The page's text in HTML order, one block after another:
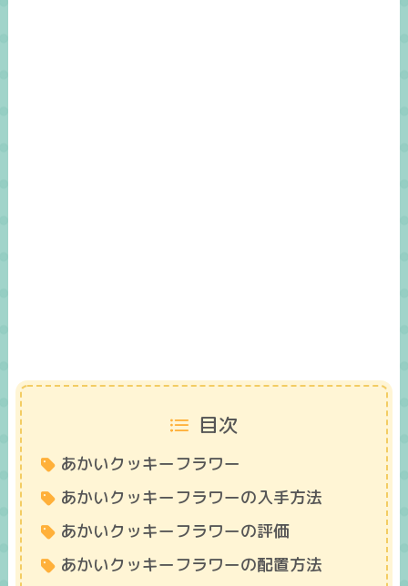
目次
あかいクッキーフラワー
あかいクッキーフラワーの入手方法
あかいクッキーフラワーの評価
あかいクッキーフラワーの配置方法